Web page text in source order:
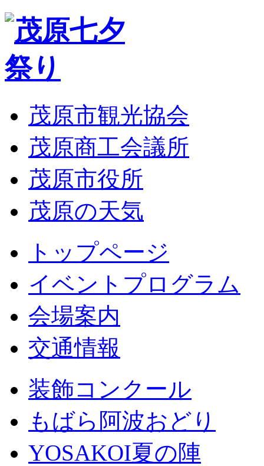
茂原市観光協会
茂原商工会議所
茂原市役所
茂原の天気
トップページ
イベントプログラム
会場案内
交通情報
装飾コンクール
もばら阿波おどり
YOSAKOI夏の陣